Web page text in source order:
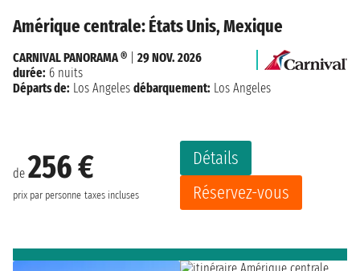
Amérique centrale: États Unis, Mexique
de 256 €
prix par personne taxes incluses
Détails
Réservez-vous
CARNIVAL PANORAMA ®
29 NOV. 2026
durée: 6 nuits
Départs de: Los Angeles débarquement: Los Angeles